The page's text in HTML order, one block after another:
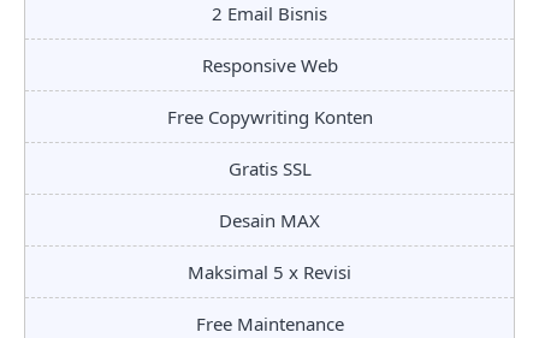
2 Email Bisnis
Responsive Web
Free Copywriting Konten
Gratis SSL
Desain MAX
Maksimal 5 x Revisi
Free Maintenance